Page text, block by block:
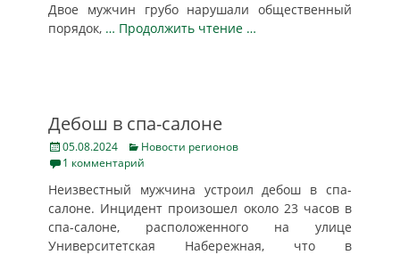
Двое мужчин грубо нарушали общественный
порядок, … Продолжить чтение …
Дебош в спа-салоне
Posted
on
05.08.2024 Categories
Новости регионов
1 комментарий
Неизвестный мужчина устроил дебош в спа-
салоне. Инцидент произошел около 23 часов в
спа-салоне, расположенного на улице
Университетская Набережная, что в